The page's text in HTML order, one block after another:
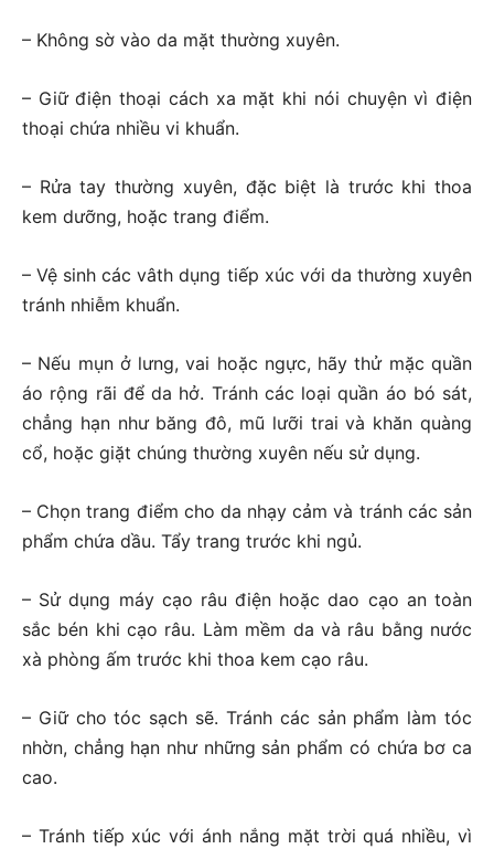
– Không sờ vào da mặt thường xuyên.
– Giữ điện thoại cách xa mặt khi nói chuyện vì điện
thoại chứa nhiều vi khuẩn.
– Rửa tay thường xuyên, đặc biệt là trước khi thoa
kem dưỡng, hoặc trang điểm.
– Vệ sinh các vâth dụng tiếp xúc với da thường xuyên
tránh nhiễm khuẩn.
– Nếu mụn ở lưng, vai hoặc ngực, hãy thử mặc quần
áo rộng rãi để da hở. Tránh các loại quần áo bó sát,
chẳng hạn như băng đô, mũ lưỡi trai và khăn quàng
cổ, hoặc giặt chúng thường xuyên nếu sử dụng.
– Chọn trang điểm cho da nhạy cảm và tránh các sản
phẩm chứa dầu. Tẩy trang trước khi ngủ.
– Sử dụng máy cạo râu điện hoặc dao cạo an toàn
sắc bén khi cạo râu. Làm mềm da và râu bằng nước
xà phòng ấm trước khi thoa kem cạo râu.
– Giữ cho tóc sạch sẽ. Tránh các sản phẩm làm tóc
nhờn, chẳng hạn như những sản phẩm có chứa bơ ca
cao.
– Tránh tiếp xúc với ánh nắng mặt trời quá nhiều, vì